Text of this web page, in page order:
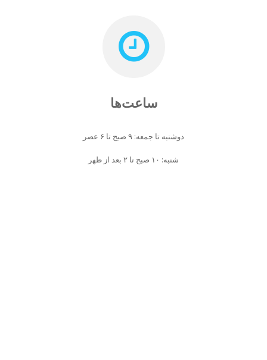
ساعت‌ها
دوشنبه تا جمعه: ۹ صبح تا ۶ عصر
شنبه: ۱۰ صبح تا ۲ بعد از ظهر